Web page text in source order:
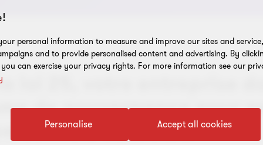
loi 25, votre entreprise
de gouvernance pour
collectés.
personal information to measure and improve our sites and
and to provide personalised content and advertising. By
can exercise your privacy rights. For more information see our
Accept all cookies
Personalise